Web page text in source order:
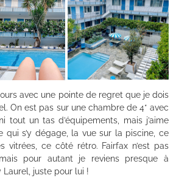
avec une pointe de regret que je dois
On est pas sur une chambre de 4* avec
tout un tas d’équipements, mais j’aime
qui s’y dégage, la vue sur la piscine, ce
vitrées, ce côté rétro. Fairfax n’est pas
pour autant je reviens presque à
juste pour lui !